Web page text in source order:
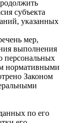
субъекта
указанных
мер,
выполнения
персональных
нормативными
Законом
по его